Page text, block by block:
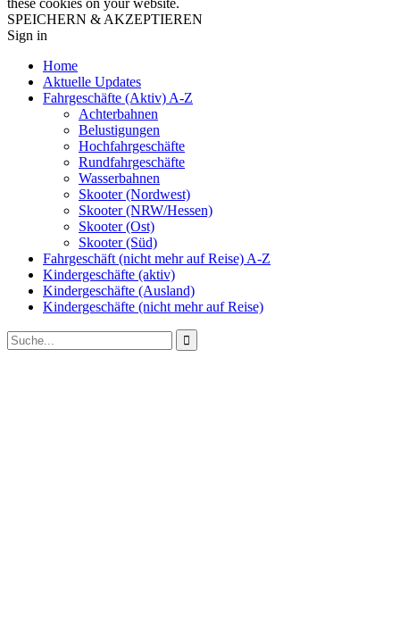
these cookies on your website.
SPEICHERN & AKZEPTIEREN
Sign in
Home
Aktuelle Updates
Fahrgeschäfte (Aktiv) A-Z
Achterbahnen
Belustigungen
Hochfahrgeschäfte
Rundfahrgeschäfte
Wasserbahnen
Skooter (Nordwest)
Skooter (NRW/Hessen)
Skooter (Ost)
Skooter (Süd)
Fahrgeschäft (nicht mehr auf Reise) A-Z
Kindergeschäfte (aktiv)
Kindergeschäfte (Ausland)
Kindergeschäfte (nicht mehr auf Reise)